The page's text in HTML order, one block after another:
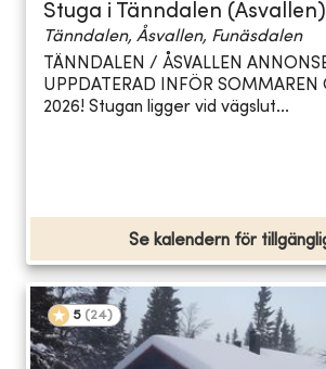
Stuga i Tänndalen (Åsvallen)
Tänndalen, Åsvallen, Funäsdalen
TÄNNDALEN / ÅSVALLEN
UPPDATERAD INFÖR SOMMAREN
2026! Stugan ligger vid vägslut...
Se kalendern för
5 (24)